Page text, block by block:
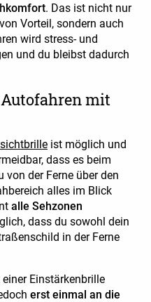
. Das ist nicht nur
Vorteil, sondern auch
wird stress- und
und du bleibst dadurch
mit
ist möglich und
dass es beim
der Ferne über den
alles im Blick
alle Sehzonen
dass du sowohl dein
in der Ferne
Einstärkenbrille
erst einmal an die